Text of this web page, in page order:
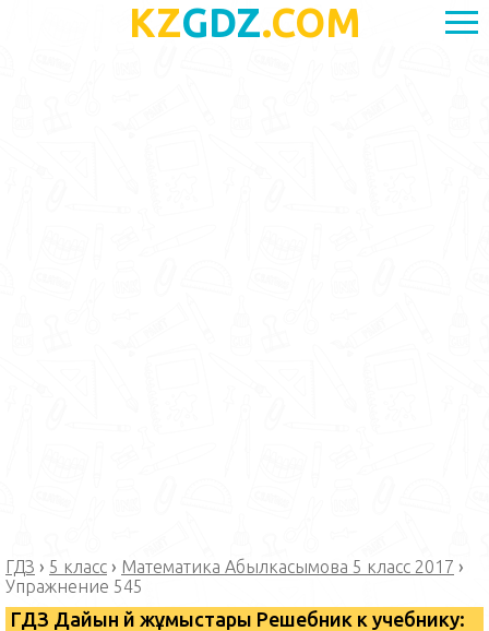
KZGDZ.COM
ГДЗ › 5 класс › Математика Абылкасымова 5 класс 2017 ›
Упражнение 545
ГДЗ Дайын үй жұмыстары Решебник к учебнику: